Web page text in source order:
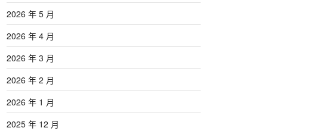
2026 年 5 月
2026 年 4 月
2026 年 3 月
2026 年 2 月
2026 年 1 月
2025 年 12 月